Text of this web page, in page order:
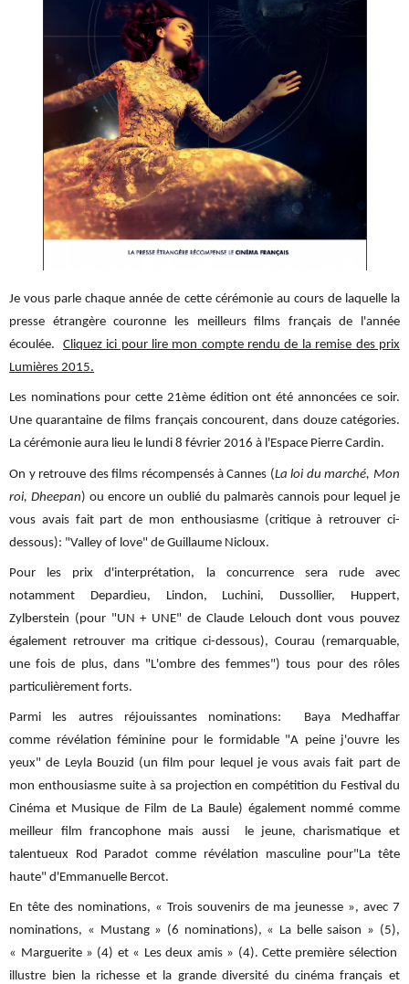
Je vous parle chaque année de cette cérémonie au cours de laquelle la
presse étrangère couronne les meilleurs films français de l'année
écoulée. Cliquez ici pour lire mon compte rendu de la remise des prix
Lumières 2015.
Les nominations pour cette 21ème édition ont été annoncées ce soir.
Une quarantaine de films français concourent, dans douze catégories.
La cérémonie aura lieu le lundi 8 février 2016 à l'Espace Pierre Cardin.
On y retrouve des films récompensés à Cannes (La loi du marché, Mon
roi, Dheepan) ou encore un oublié du palmarès cannois pour lequel je
vous avais fait part de mon enthousiasme (critique à retrouver ci-
dessous): "Valley of love" de Guillaume Nicloux.
Pour les prix d'interprétation, la concurrence sera rude avec
notamment Depardieu, Lindon, Luchini, Dussollier, Huppert,
Zylberstein (pour "UN + UNE" de Claude Lelouch dont vous pouvez
également retrouver ma critique ci-dessous), Courau (remarquable,
une fois de plus, dans "L'ombre des femmes") tous pour des rôles
particulièrement forts.
Parmi les autres réjouissantes nominations: Baya Medhaffar
comme révélation féminine pour le formidable "A peine j'ouvre les
yeux" de Leyla Bouzid (un film pour lequel je vous avais fait part de
mon enthousiasme suite à sa projection en compétition du Festival du
Cinéma et Musique de Film de La Baule) également nommé comme
meilleur film francophone mais aussi le jeune, charismatique et
talentueux
Rod Paradot comme révélation masculine pour"La tête
haute" d'Emmanuelle Bercot.
En tête des nominations, « Trois souvenirs de ma jeunesse », avec 7
nominations, « Mustang » (6 nominations), « La belle saison » (5),
« Marguerite » (4) et « Les deux amis » (4). Cette première sélection
illustre bien la richesse et la grande diversité du cinéma français et